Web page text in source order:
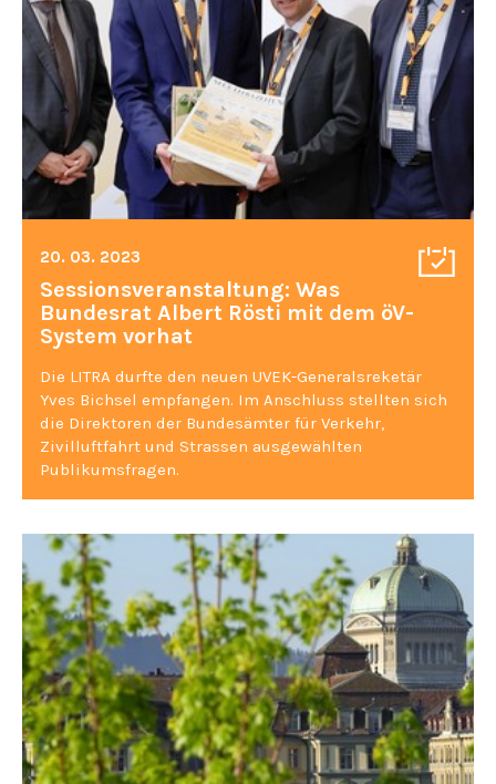
20. 03. 2023
Sessionsveranstaltung: Was
Bundesrat Albert Rösti mit dem öV-
System vorhat
Die LITRA durfte den neuen UVEK-Generalsreketär
Yves Bichsel empfangen. Im Anschluss stellten sich
die Direktoren der Bundesämter für Verkehr,
Zivilluftfahrt und Strassen ausgewählten
Publikumsfragen.